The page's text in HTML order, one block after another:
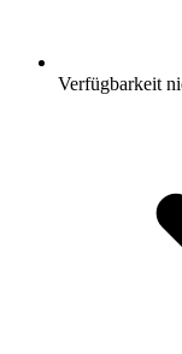
Verfügbarkeit